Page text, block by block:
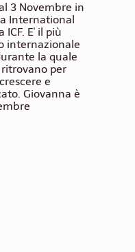
3 Novembre in
International
E' il più
internazionale
la quale
per
e
Giovanna è